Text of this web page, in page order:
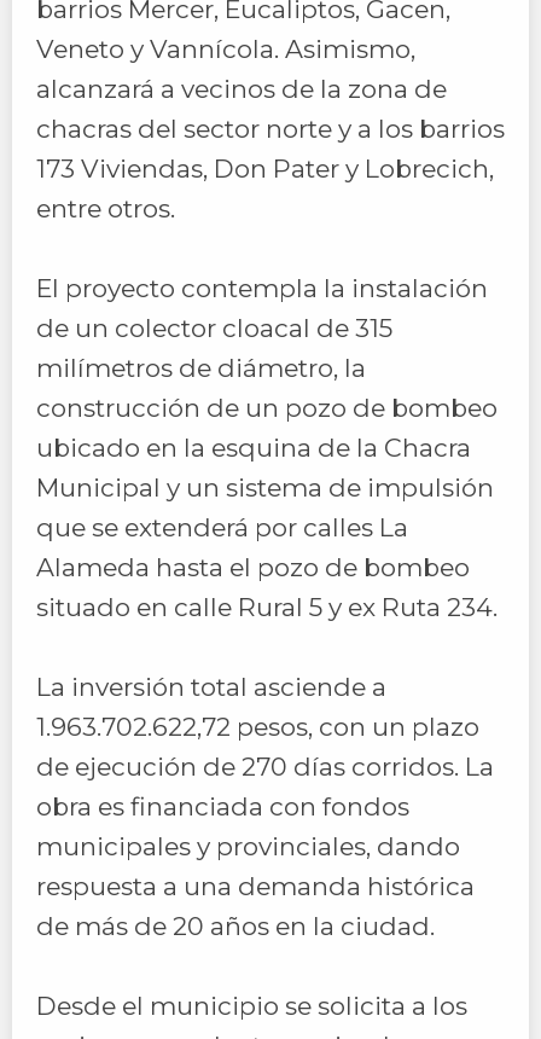
barrios Mercer, Eucaliptos, Gacen,
Veneto y Vannícola. Asimismo,
alcanzará a vecinos de la zona de
chacras del sector norte y a los barrios
173 Viviendas, Don Pater y Lobrecich,
entre otros.
El proyecto contempla la instalación
de un colector cloacal de 315
milímetros de diámetro, la
construcción de un pozo de bombeo
ubicado en la esquina de la Chacra
Municipal y un sistema de impulsión
que se extenderá por calles La
Alameda hasta el pozo de bombeo
situado en calle Rural 5 y ex Ruta 234.
La inversión total asciende a
1.963.702.622,72 pesos, con un plazo
de ejecución de 270 días corridos. La
obra es financiada con fondos
municipales y provinciales, dando
respuesta a una demanda histórica
de más de 20 años en la ciudad.
Desde el municipio se solicita a los